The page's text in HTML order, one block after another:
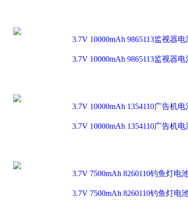
3.7V 10000mAh 9865113监视器电
3.7V 10000mAh 9865113监视器电
3.7V 10000mAh 1354110广告机电
3.7V 10000mAh 1354110广告机电
3.7V 7500mAh 8260110钓鱼灯电
3.7V 7500mAh 8260110钓鱼灯电